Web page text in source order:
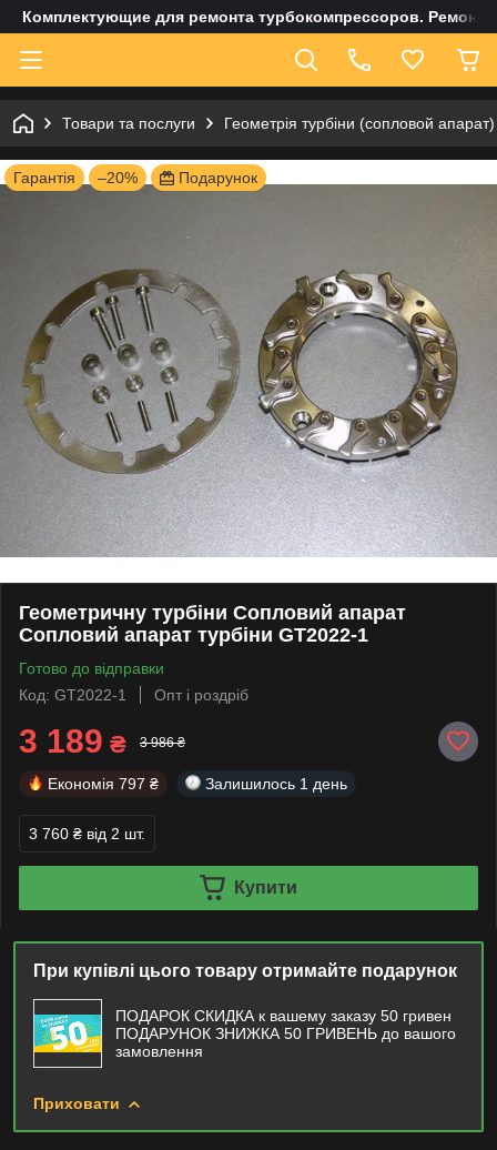
Комплектующие для ремонта турбокомпрессоров. Ремонт
Товари та послуги Геометрія турбіни (сопловой апарат)
Гарантія –20% Подарунок
Геометричну турбіни Сопловий апарат
Сопловий апарат турбіни GT2022-1
Готово до відправки
Код: GT2022-1
Опт і роздріб
3 189 ₴ 3 986 ₴
Економія 797 ₴ Залишилось 1 день
3 760 ₴ від 2 шт.
Купити
При купівлі цього товару отримайте подарунок
ПОДАРОК СКИДКА к вашему заказу 50 гривен
ПОДАРУНОК ЗНИЖКА 50 ГРИВЕНЬ до вашого
замовлення
Приховати